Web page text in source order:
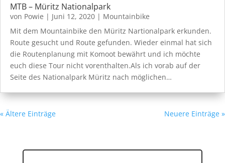
MTB – Müritz Nationalpark
von Powie | Juni 12, 2020 | Mountainbike
Mit dem Mountainbike den Müritz Nartionalpark erkunden.
Route gesucht und Route gefunden. Wieder einmal hat sich
die Routenplanung mit Komoot bewährt und ich möchte
euch diese Tour nicht vorenthalten.Als ich vorab auf der
Seite des Nationalpark Müritz nach möglichen…
« Ältere Einträge Neuere Einträge »